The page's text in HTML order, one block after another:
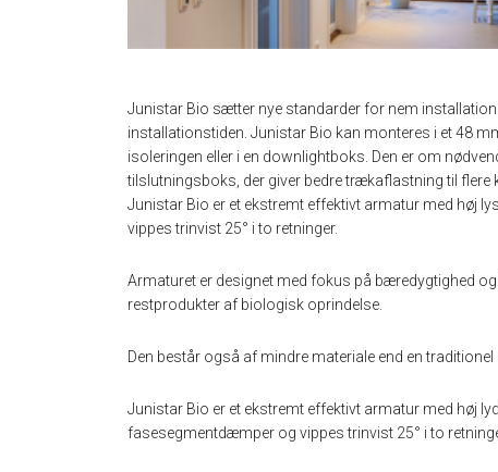
Junistar Bio sætter nye standarder for nem
installationstiden. Junistar Bio kan monteres i et 48
isoleringen eller i en downlightboks. Den er om
tilslutningsboks, der giver bedre trækaflastning til flere
Junistar Bio er et ekstremt effektivt armatur med høj
vippes trinvist 25° i to retninger.
Armaturet er designet med fokus på bæredygtighed
restprodukter af biologisk oprindelse.
Den består også af mindre materiale end en
Junistar Bio er et ekstremt effektivt armatur med høj
fasesegmentdæmper og vippes trinvist 25° i to